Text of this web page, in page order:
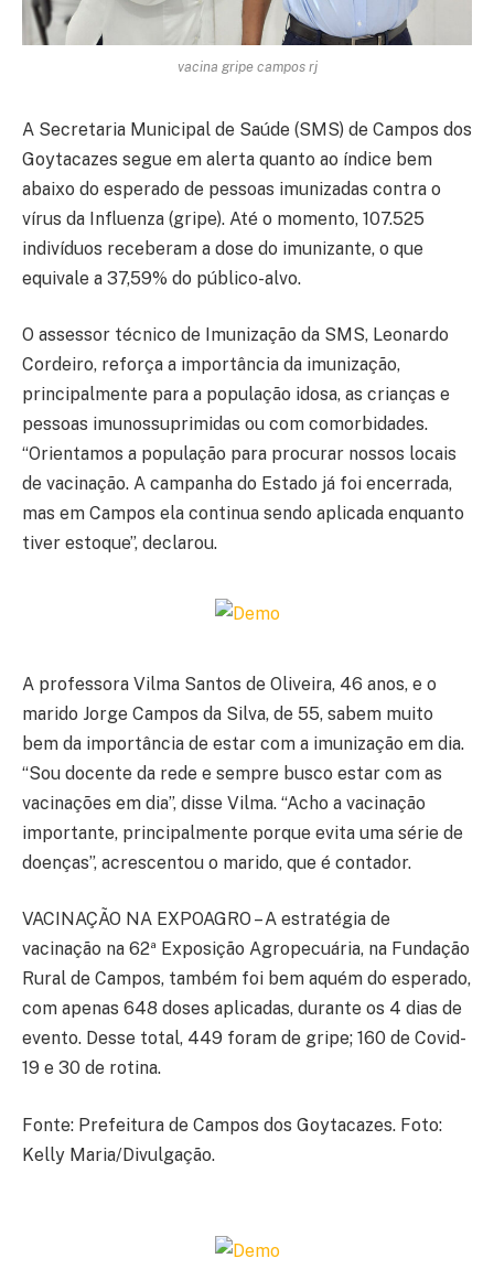
vacina gripe campos rj
A Secretaria Municipal de Saúde (SMS) de Campos dos
Goytacazes segue em alerta quanto ao índice bem
abaixo do esperado de pessoas imunizadas contra o
vírus da Influenza (gripe). Até o momento, 107.525
indivíduos receberam a dose do imunizante, o que
equivale a 37,59% do público-alvo.
O assessor técnico de Imunização da SMS, Leonardo
Cordeiro, reforça a importância da imunização,
principalmente para a população idosa, as crianças e
pessoas imunossuprimidas ou com comorbidades.
“Orientamos a população para procurar nossos locais
de vacinação. A campanha do Estado já foi encerrada,
mas em Campos ela continua sendo aplicada enquanto
tiver estoque”, declarou.
A professora Vilma Santos de Oliveira, 46 anos, e o
marido Jorge Campos da Silva, de 55, sabem muito
bem da importância de estar com a imunização em dia.
“Sou docente da rede e sempre busco estar com as
vacinações em dia”, disse Vilma. “Acho a vacinação
importante, principalmente porque evita uma série de
doenças”, acrescentou o marido, que é contador.
VACINAÇÃO NA EXPOAGRO – A estratégia de
vacinação na 62ª Exposição Agropecuária, na Fundação
Rural de Campos, também foi bem aquém do esperado,
com apenas 648 doses aplicadas, durante os 4 dias de
evento. Desse total, 449 foram de gripe; 160 de Covid-
19 e 30 de rotina.
Fonte: Prefeitura de Campos dos Goytacazes. Foto:
Kelly Maria/Divulgação.